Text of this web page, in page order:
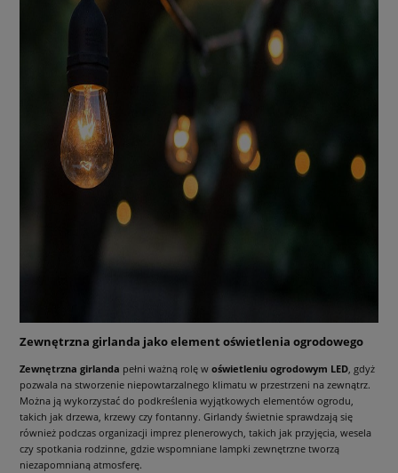
Zewnętrzna girlanda jako element oświetlenia ogrodowego
Zewnętrzna girlanda pełni ważną rolę w oświetleniu ogrodowym LED, gdyż
pozwala na stworzenie niepowtarzalnego klimatu w przestrzeni na zewnątrz.
Można ją wykorzystać do podkreślenia wyjątkowych elementów ogrodu,
takich jak drzewa, krzewy czy fontanny. Girlandy świetnie sprawdzają się
również podczas organizacji imprez plenerowych, takich jak przyjęcia, wesela
czy spotkania rodzinne, gdzie wspomniane lampki zewnętrzne tworzą
niezapomnianą atmosferę.